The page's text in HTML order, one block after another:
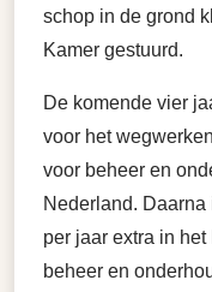
schop in de grond
Kamer gestuurd.
De komende vier
voor het
voor beheer en
Nederland.
per jaar extra in
beheer en